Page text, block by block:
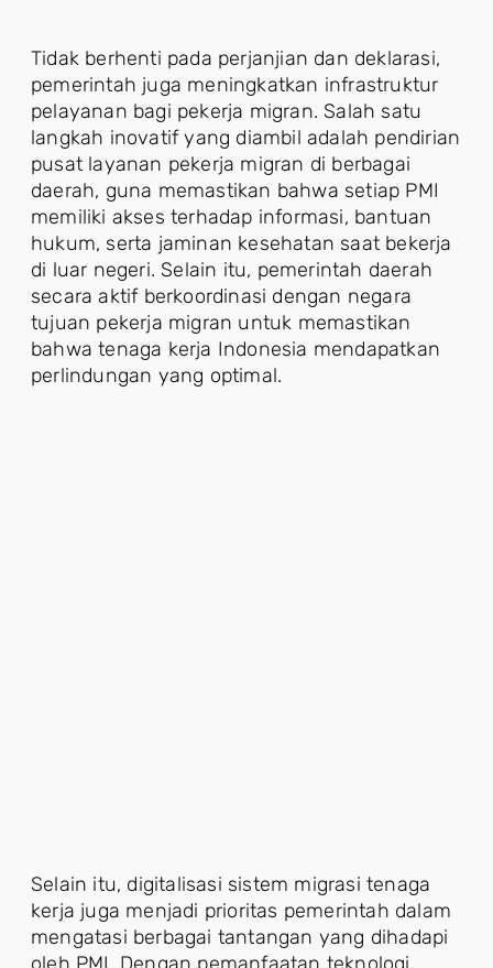
Tidak berhenti pada perjanjian dan deklarasi,
pemerintah juga meningkatkan infrastruktur
pelayanan bagi pekerja migran. Salah satu
langkah inovatif yang diambil adalah pendirian
pusat layanan pekerja migran di berbagai
daerah, guna memastikan bahwa setiap PMI
memiliki akses terhadap informasi, bantuan
hukum, serta jaminan kesehatan saat bekerja
di luar negeri. Selain itu, pemerintah daerah
secara aktif berkoordinasi dengan negara
tujuan pekerja migran untuk memastikan
bahwa tenaga kerja Indonesia mendapatkan
perlindungan yang optimal.
Selain itu, digitalisasi sistem migrasi tenaga
kerja juga menjadi prioritas pemerintah dalam
mengatasi berbagai tantangan yang dihadapi